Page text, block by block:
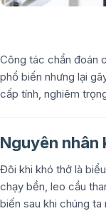
Công tác chẩn đoán
phổ biến nhưng lại
cấp tính, nghiêm
Nguyên nhân
Đôi khi khó thở là
chạy bền, leo cầu
biến sau khi chúng